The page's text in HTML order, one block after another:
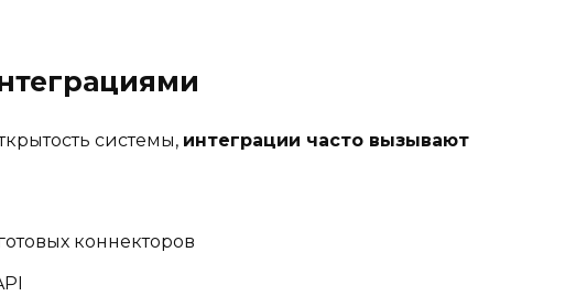
системы, интеграции часто вызывают
коннекторов